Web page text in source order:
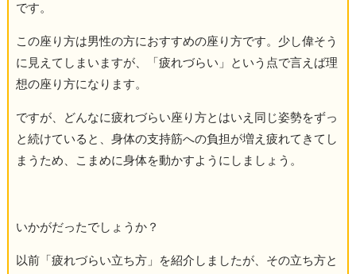
です。
この座り方は男性の方におすすめの座り方です。少し偉そう
に見えてしまいますが、「疲れづらい」という点で言えば理
想の座り方になります。
ですが、どんなに疲れづらい座り方とはいえ同じ姿勢をずっ
と続けていると、身体の支持筋への負担が増え疲れてきてし
まうため、こまめに身体を動かすようにしましょう。
いかがだったでしょうか？
以前「疲れづらい立ち方」を紹介しましたが、その立ち方と